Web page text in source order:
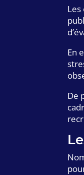
Les
En
De